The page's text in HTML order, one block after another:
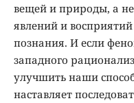
вещей и природы, а
явлений и
познания. И если
западного
улучшить наши
наставляет